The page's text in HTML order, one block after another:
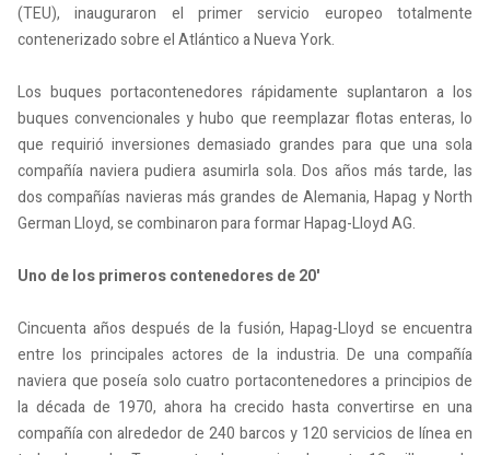
(TEU), inauguraron el primer servicio europeo totalmente
contenerizado sobre el Atlántico a Nueva York.
Los buques portacontenedores rápidamente suplantaron a los
buques convencionales y hubo que reemplazar flotas enteras, lo
que requirió inversiones demasiado grandes para que una sola
compañía naviera pudiera asumirla sola. Dos años más tarde, las
dos compañías navieras más grandes de Alemania, Hapag y North
German Lloyd, se combinaron para formar Hapag-Lloyd AG.
Uno de los primeros contenedores de 20'
Cincuenta años después de la fusión, Hapag-Lloyd se encuentra
entre los principales actores de la industria. De una compañía
naviera que poseía solo cuatro portacontenedores a principios de
la década de 1970, ahora ha crecido hasta convertirse en una
compañía con alrededor de 240 barcos y 120 servicios de línea en